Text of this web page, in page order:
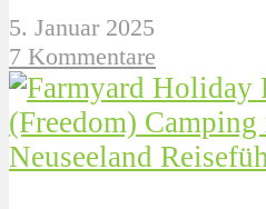
5. Januar 2025
7 Kommentare
(Freedom) Camping
Neuseeland